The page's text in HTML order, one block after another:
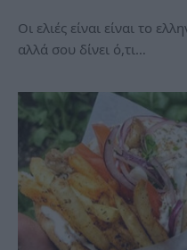
Οι ελιές είναι είναι το
αλλά σου δίνει ό,τι…